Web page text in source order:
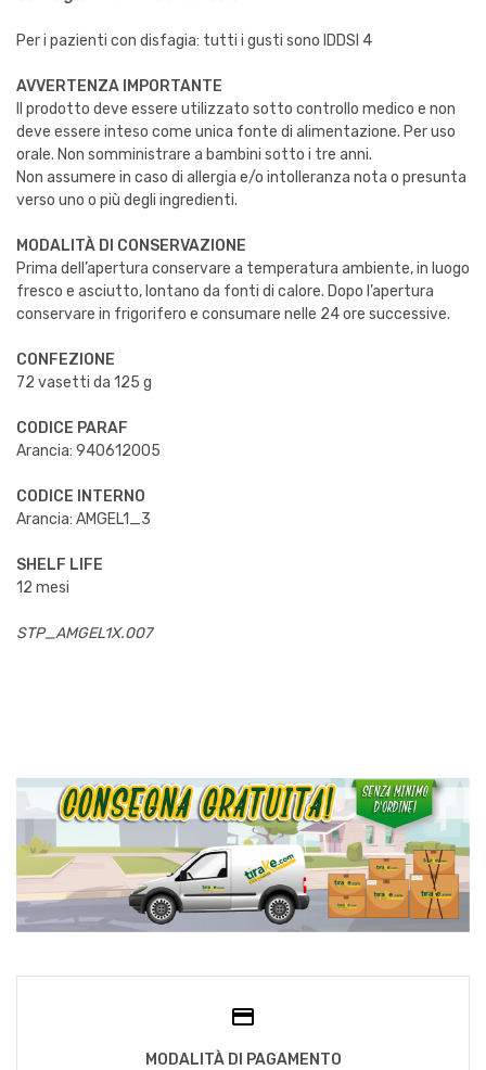
Per i pazienti con disfagia: tutti i gusti sono IDDSI 4
AVVERTENZA IMPORTANTE
Il prodotto deve essere utilizzato sotto controllo medico e non
deve essere inteso come unica fonte di alimentazione. Per uso
orale. Non somministrare a bambini sotto i tre anni.
Non assumere in caso di allergia e/o intolleranza nota o presunta
verso uno o più degli ingredienti.
MODALITÀ DI CONSERVAZIONE
Prima dell’apertura conservare a temperatura ambiente, in luogo
fresco e asciutto, lontano da fonti di calore. Dopo l’apertura
conservare in frigorifero e consumare nelle 24 ore successive.
CONFEZIONE
72 vasetti da 125 g
CODICE PARAF
Arancia: 940612005
CODICE INTERNO
Arancia: AMGEL1_3
SHELF LIFE
12 mesi
STP_AMGEL1X.007
MODALITÀ DI PAGAMENTO